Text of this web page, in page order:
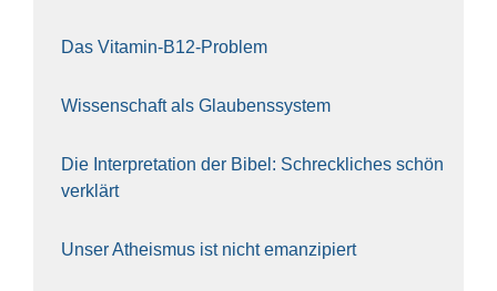
Das Vit­amin-B12-Pro­blem
Wis­sen­schaft als Glau­bens­sys­tem
Die Inter­pre­ta­ti­on der Bibel: Schreck­li­ches schön
ver­klärt
Unser Athe­is­mus ist nicht eman­zi­piert